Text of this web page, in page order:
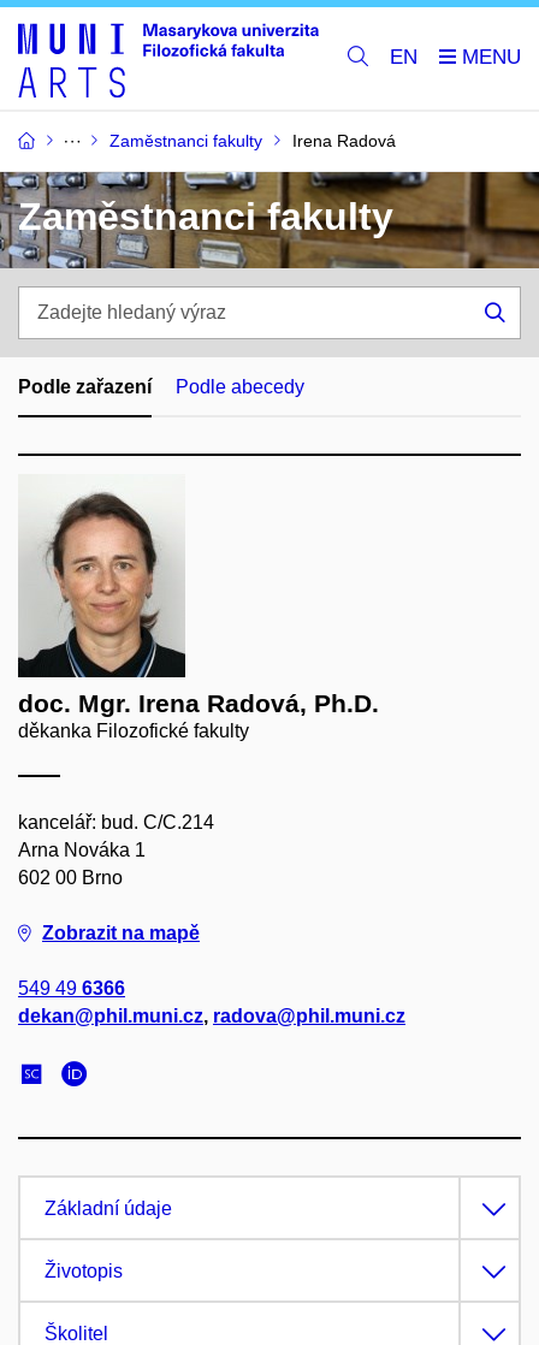
EN
Zaměstnanci fakulty Irena Radová
Zaměstnanci fakulty
hledaný
výraz
Podle zařazení Podle abecedy
doc. Mgr. Irena Radová, Ph.D.
děkanka Filozofické fakulty
kancelář: bud. C/C.214
Arna Nováka 1
602 00 Brno
Zobrazit na mapě
549 49 6366
dekan@phil.muni.cz, radova@phil.muni.cz
Základní údaje
Životopis
Školitel